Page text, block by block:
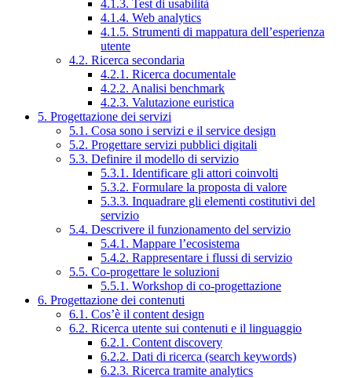
4.1.3. Test di usabilità
4.1.4. Web analytics
4.1.5. Strumenti di mappatura dell’esperienza
utente
4.2. Ricerca secondaria
4.2.1. Ricerca documentale
4.2.2. Analisi benchmark
4.2.3. Valutazione euristica
5. Progettazione dei servizi
5.1. Cosa sono i servizi e il service design
5.2. Progettare servizi pubblici digitali
5.3. Definire il modello di servizio
5.3.1. Identificare gli attori coinvolti
5.3.2. Formulare la proposta di valore
5.3.3. Inquadrare gli elementi costitutivi del
servizio
5.4. Descrivere il funzionamento del servizio
5.4.1. Mappare l’ecosistema
5.4.2. Rappresentare i flussi di servizio
5.5. Co-progettare le soluzioni
5.5.1. Workshop di co-progettazione
6. Progettazione dei contenuti
6.1. Cos’è il content design
6.2. Ricerca utente sui contenuti e il linguaggio
6.2.1. Content discovery
6.2.2. Dati di ricerca (search keywords)
6.2.3. Ricerca tramite analytics